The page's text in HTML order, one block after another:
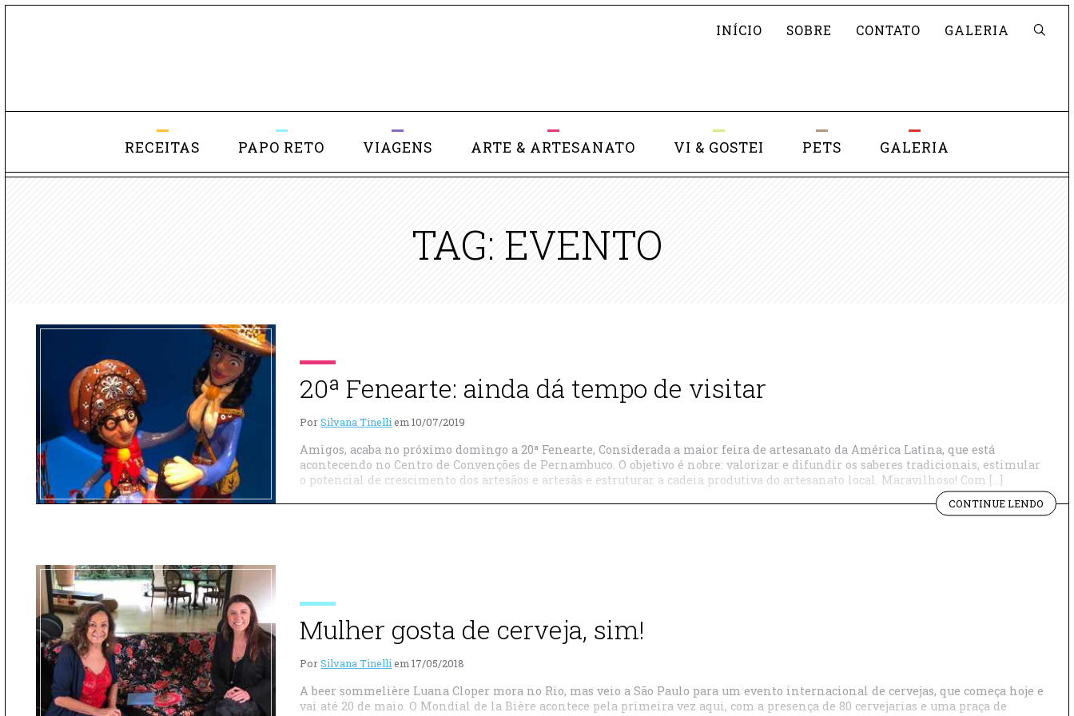
Pesquisar
INÍCIO
SOBRE CONTATO GALERIA
RECEITAS PAPO RETO VIAGENS ARTE & ARTESANATO VI & GOSTEI PETS GALERIA
TAG: EVENTO
20ª Fenearte: ainda dá tempo de visitar
PorSilvana Tinelli em 10/07/2019
Amigos, acaba no próximo domingo a 20ª Fenearte, Considerada a maior feira de artesanato da América Latina, que está
acontecendo no Centro de Convenções de Pernambuco. O objetivo é nobre: valorizar e difundir os saberes tradicionais, estimular
o potencial de crescimento dos artesãos e artesãs e estruturar a cadeia produtiva do artesanato local. Maravilhoso! Com […]
CONTINUE LENDO "20ª
Mulher gosta de cerveja, sim!
PorSilvana Tinelli em 17/05/2018
A beer sommelière Luana Cloper mora no Rio, mas veio a São Paulo para um evento internacional de cervejas, que começa hoje e
vai até 20 de maio. O Mondial de la Bière acontece pela primeira vez aqui, com a presença de 80 cervejarias e uma praça de